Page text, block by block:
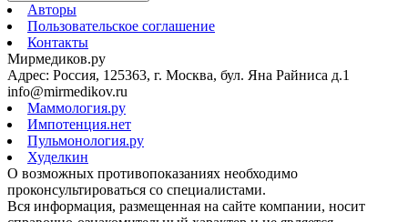
Авторы
Пользовательское соглашение
Контакты
Мирмедиков.ру
Адрес: Россия, 125363, г. Москва, бул. Яна Райниса д.1
info@mirmedikov.ru
Маммология.ру
Импотенция.нет
Пульмонология.ру
Худелкин
О возможных противопоказаниях необходимо
проконсультироваться со специалистами.
Вся информация, размещенная на сайте компании, носит